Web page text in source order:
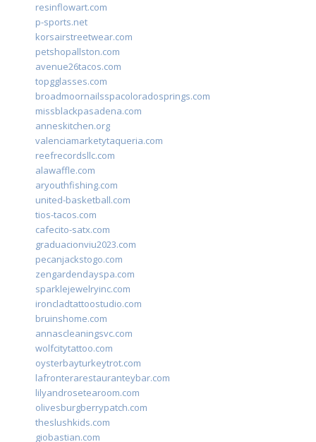
resinflowart.com
p-sports.net
korsairstreetwear.com
petshopallston.com
avenue26tacos.com
topgglasses.com
broadmoornailsspacoloradosprings.com
missblackpasadena.com
anneskitchen.org
valenciamarketytaqueria.com
reefrecordsllc.com
alawaffle.com
aryouthfishing.com
united-basketball.com
tios-tacos.com
cafecito-satx.com
graduacionviu2023.com
pecanjackstogo.com
zengardendayspa.com
sparklejewelryinc.com
ironcladtattoostudio.com
bruinshome.com
annascleaningsvc.com
wolfcitytattoo.com
oysterbayturkeytrot.com
lafronterarestauranteybar.com
lilyandrosetearoom.com
olivesburgberrypatch.com
theslushkids.com
giobastian.com